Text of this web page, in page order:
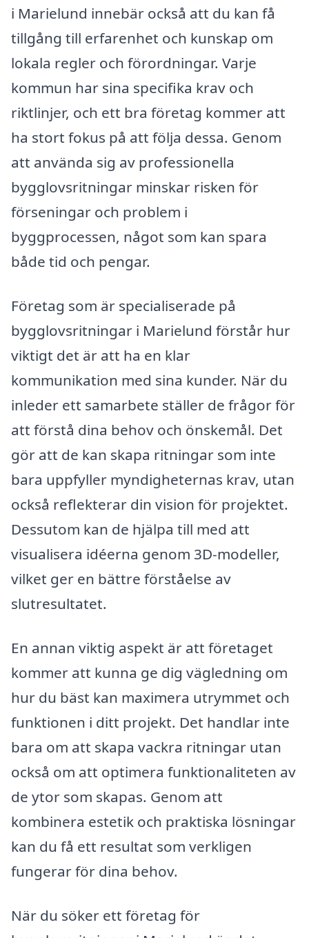
i Marielund innebär också att du kan få
tillgång till erfarenhet och kunskap om
lokala regler och förordningar. Varje
kommun har sina specifika krav och
riktlinjer, och ett bra företag kommer att
ha stort fokus på att följa dessa. Genom
att använda sig av professionella
bygglovsritningar minskar risken för
förseningar och problem i
byggprocessen, något som kan spara
både tid och pengar.
Företag som är specialiserade på
bygglovsritningar i Marielund förstår hur
viktigt det är att ha en klar
kommunikation med sina kunder. När du
inleder ett samarbete ställer de frågor för
att förstå dina behov och önskemål. Det
gör att de kan skapa ritningar som inte
bara uppfyller myndigheternas krav, utan
också reflekterar din vision för projektet.
Dessutom kan de hjälpa till med att
visualisera idéerna genom 3D-modeller,
vilket ger en bättre förståelse av
slutresultatet.
En annan viktig aspekt är att företaget
kommer att kunna ge dig vägledning om
hur du bäst kan maximera utrymmet och
funktionen i ditt projekt. Det handlar inte
bara om att skapa vackra ritningar utan
också om att optimera funktionaliteten av
de ytor som skapas. Genom att
kombinera estetik och praktiska lösningar
kan du få ett resultat som verkligen
fungerar för dina behov.
När du söker ett företag för